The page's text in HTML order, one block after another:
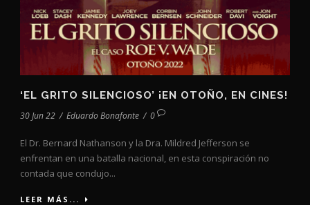
‘EL GRITO SILENCIOSO’ ¡EN OTOÑO, EN CINES!
30 Jun 22 / Eduardo Bonafonte / 0
El Dr. Bernard Nathanson y la Dra. Mildred Jefferson se
enfrentan en una batalla nacional, en esta conspiración no
contada que condujo...
LEER MÁS...